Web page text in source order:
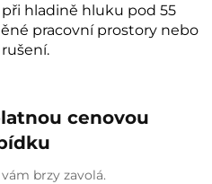
hladině hluku pod 55
pracovní prostory nebo
cenovou
brzy zavolá.